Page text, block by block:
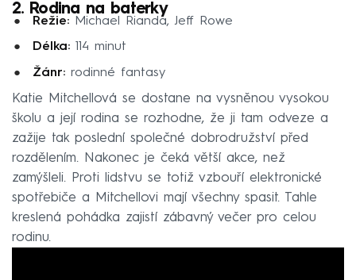
2. Rodina na baterky
Režie:Michael Rianda, Jeff Rowe
Délka:114 minut
Žánr: rodinné fantasy
Katie Mitchellová se dostane na vysněnou vysokou
školu a její rodina se rozhodne, že ji tam odveze a
zažije tak poslední společné dobrodružství před
rozdělením. Nakonec je čeká větší akce, než
zamýšleli. Proti lidstvu se totiž vzbouří elektronické
spotřebiče a Mitchellovi mají všechny spasit. Tahle
kreslená pohádka zajistí zábavný večer pro celou
rodinu.